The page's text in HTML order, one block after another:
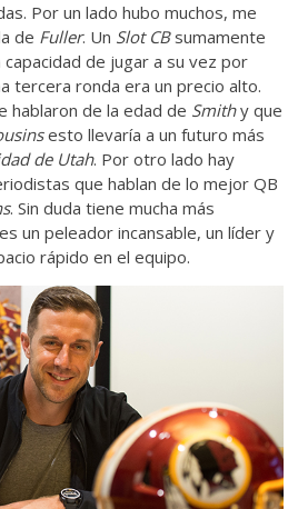
Por un lado hubo muchos, me
de Fuller. Un Slot CBsumamente
de jugar a su vez por
tercera ronda era un precio alto.
hablaron de la edad de Smithy que
esto llevaría a un futuro más
de Utah. Por otro lado hay
que hablan de lo mejor QB
. Sin duda tiene mucha más
un peleador incansable, un líder y
rápido en el equipo.